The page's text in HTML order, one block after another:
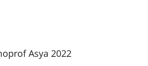
Asya 2022